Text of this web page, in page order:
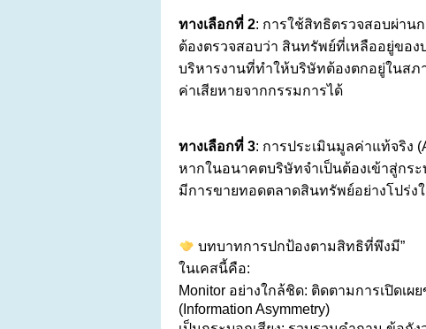
ทางเลือกที่ 2: การใช้สิทธิตรวจสอบผ่าน
ต้องตรวจสอบว่า สินทรัพย์ที่เหลืออยู่ขอ
บริหารงานที่ทำให้บริษัทต้องตกอยู่ในส
ค่าเสียหายจากกรรมการได้
ทางเลือกที่ 3: การประเมินมูลค่าแท้จริง
หากในอนาคตบริษัทจำเป็นต้องเข้าสู่กร
มีการขายทอดตลาดสินทรัพย์อย่างโปร่
บทบาทการปกป้องตามสิทธิที่พึงมี”
ในเคสนี้คือ:
Monitor อย่างใกล้ชิด: ติดตามการเปิดเ
(Information Asymmetry)